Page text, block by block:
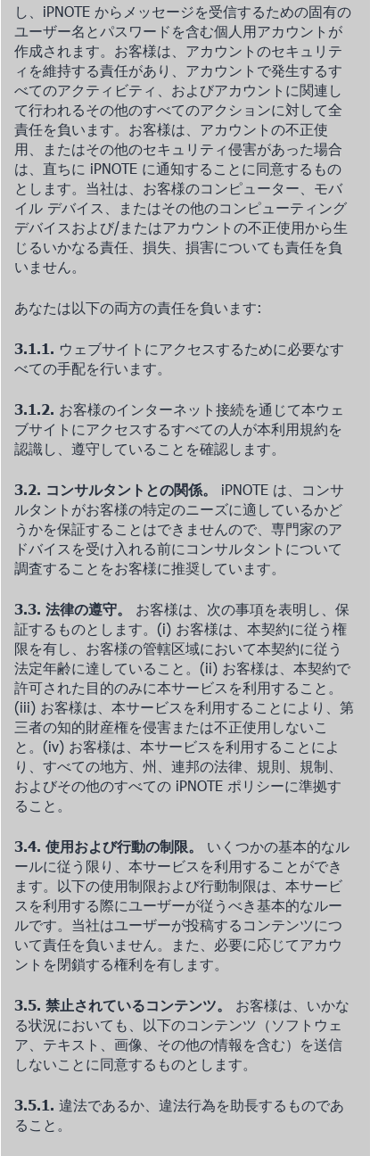
し、iPNOTE からメッセージを受信するための固有の
ユーザー名とパスワードを含む個人用アカウントが
作成されます。お客様は、アカウントのセキュリテ
ィを維持する責任があり、アカウントで発生するす
べてのアクティビティ、およびアカウントに関連し
て行われるその他のすべてのアクションに対して全
責任を負います。お客様は、アカウントの不正使
用、またはその他のセキュリティ侵害があった場合
は、直ちに iPNOTE に通知することに同意するもの
とします。当社は、お客様のコンピューター、モバ
イル デバイス、またはその他のコンピューティング
デバイスおよび/またはアカウントの不正使用から生
じるいかなる責任、損失、損害についても責任を負
いません。
あなたは以下の両方の責任を負います:
3.1.1. ウェブサイトにアクセスするために必要なす
べての手配を行います。
3.1.2. お客様のインターネット接続を通じて本ウェ
ブサイトにアクセスするすべての人が本利用規約を
認識し、遵守していることを確認します。
3.2. コンサルタントとの関係。
iPNOTE は、コンサ
ルタントがお客様の特定のニーズに適しているかど
うかを保証することはできませんので、専門家のア
ドバイスを受け入れる前にコンサルタントについて
調査することをお客様に推奨しています。
3.3. 法律の遵守。
お客様は、次の事項を表明し、保
証するものとします。(i) お客様は、本契約に従う権
限を有し、お客様の管轄区域において本契約に従う
法定年齢に達していること。(ii) お客様は、本契約で
許可された目的のみに本サービスを利用すること。
(iii) お客様は、本サービスを利用することにより、第
三者の知的財産権を侵害または不正使用しないこ
と。(iv) お客様は、本サービスを利用することによ
り、すべての地方、州、連邦の法律、規則、規制、
およびその他のすべての iPNOTE ポリシーに準拠す
ること。
3.4. 使用および行動の制限。
いくつかの基本的なル
ールに従う限り、本サービスを利用することができ
ます。以下の使用制限および行動制限は、本サービ
スを利用する際にユーザーが従うべき基本的なルー
ルです。当社はユーザーが投稿するコンテンツにつ
いて責任を負いません。また、必要に応じてアカウ
ントを閉鎖する権利を有します。
3.5. 禁止されているコンテンツ。
お客様は、いかな
る状況においても、以下のコンテンツ（ソフトウェ
ア、テキスト、画像、その他の情報を含む）を送信
しないことに同意するものとします。
3.5.1. 違法であるか、違法行為を助長するものであ
ること。